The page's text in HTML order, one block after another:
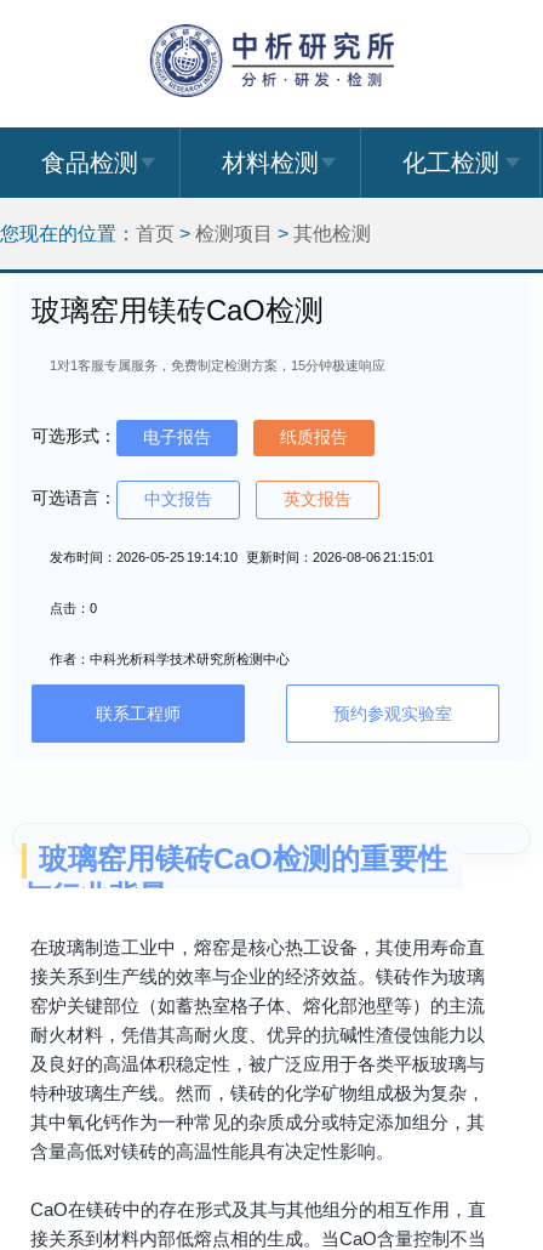
食品检测 材料检测 化工检测
您现在的位置： 首页 > 检测项目 > 其他检测
玻璃窑用镁砖CaO检测
1对1客服专属服务，免费制定检测方案，15分钟极速响应
可选形式： 电子报告 纸质报告
可选语言： 中文报告 英文报告
发布时间：2026-05-25 19:14:10 更新时间：2026-08-06 21:15:01
点击：0
作者：中科光析科学技术研究所检测中心
联系工程师 预约参观实验室
玻璃窑用镁砖CaO检测的重要性
与行业背景
在玻璃制造工业中，熔窑是核心热工设备，其使用寿命直
接关系到生产线的效率与企业的经济效益。镁砖作为玻璃
窑炉关键部位（如蓄热室格子体、熔化部池壁等）的主流
耐火材料，凭借其高耐火度、优异的抗碱性渣侵蚀能力以
及良好的高温体积稳定性，被广泛应用于各类平板玻璃与
特种玻璃生产线。然而，镁砖的化学矿物组成极为复杂，
其中氧化钙作为一种常见的杂质成分或特定添加组分，其
含量高低对镁砖的高温性能具有决定性影响。
CaO在镁砖中的存在形式及其与其他组分的相互作用，直
接关系到材料内部低熔点相的生成。当CaO含量控制不当